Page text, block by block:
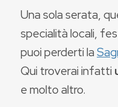
Una sola serata,
specialità locali,
puoi perderti la
Qui troverai infatti
e molto altro.